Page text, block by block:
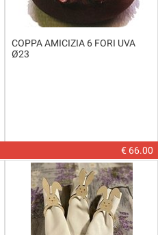
COPPA AMICIZIA 6 FORI UVA
Ø23
€ 66.00